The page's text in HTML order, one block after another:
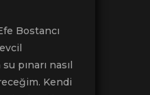
Bostancı
pınarı nasıl
Kendi